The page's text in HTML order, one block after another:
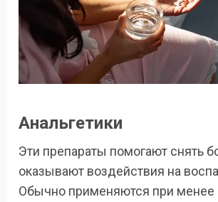
Анальгетики
Эти препараты помогают снять
оказывают воздействия на
Обычно применяются при менее